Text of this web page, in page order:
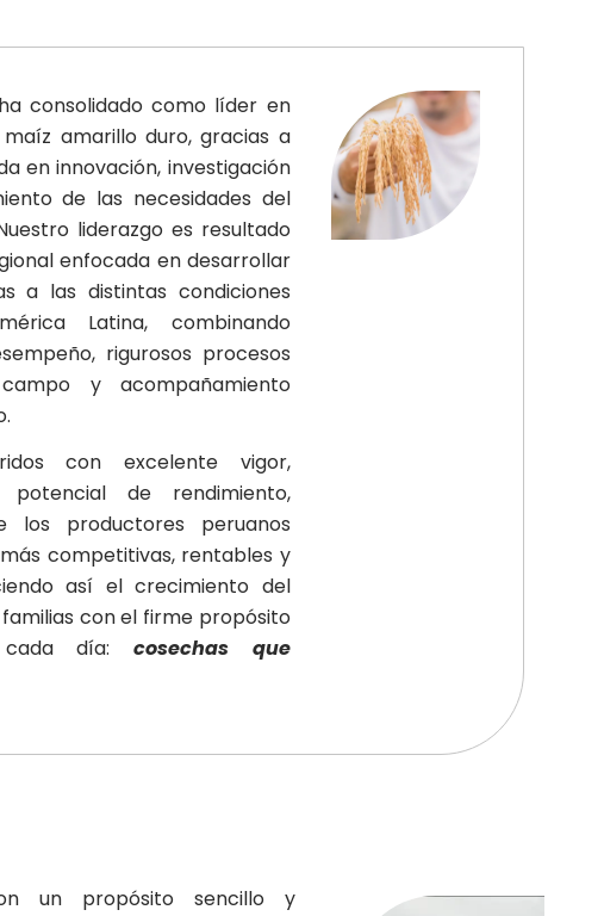
consolidado como líder en
amarillo duro, gracias a
en innovación, investigación
de las necesidades del
liderazgo es resultado
enfocada en desarrollar
a las distintas condiciones
Latina, combinando
rigurosos procesos
y acompañamiento
con excelente vigor,
de rendimiento,
los productores peruanos
competitivas, rentables y
así el crecimiento del
con el firme propósito
cada día:cosechas que
un propósito sencillo y